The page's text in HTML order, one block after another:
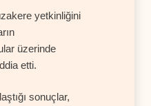
yetkinliğini
üzerinde
etti.
sonuçlar,